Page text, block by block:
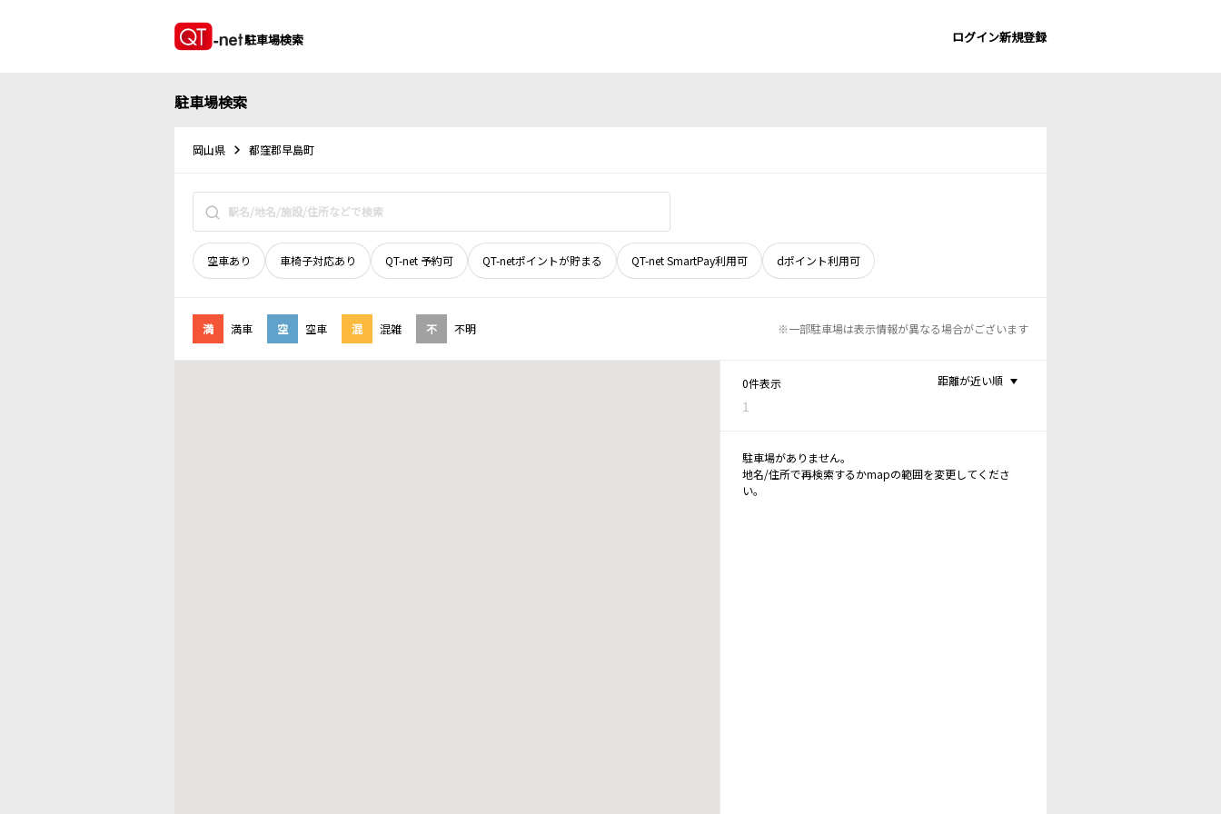
駐車場検索 ログイン新規登録
駐車場検索
岡山県 都窪郡早島町
空車あり 車椅子対応あり QT-net 予約可 QT-netポイントが貯まる QT-net SmartPay利用可 dポイント利用可
満 満車 空 空車 混 混雑 不 不明 ※一部駐車場は表示情報が異なる場合がございます
0件表示
1
距離が近い順
駐車場がありません。
地名/住所で再検索するかmapの範囲を変更してくださ
い。